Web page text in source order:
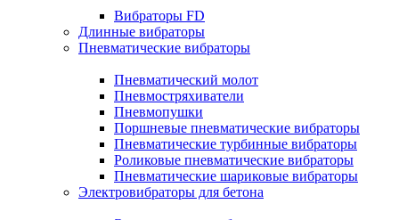
Вибраторы FD
Длинные вибраторы
Пневматические вибраторы
Пневматический молот
Пневмостряхиватели
Пневмопушки
Поршневые пневматические вибраторы
Пневматические турбинные вибраторы
Роликовые пневматические вибраторы
Пневматические шариковые вибраторы
Электровибраторы для бетона